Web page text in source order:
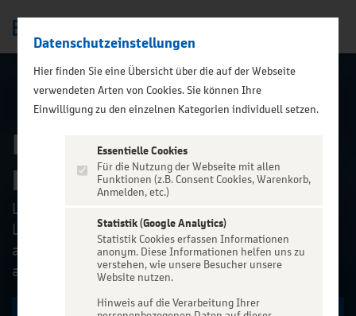
ALLE EVENTS
Depeche Mode on piano -
played by Thilo
Liebhaber der britischen Synthie-Pop-/Rock-
Legende DEPECHE MODE dürfen sich auf ein
außergewöhnliches Klavierkonzert freuen: Thilo
aus München interpr...
Datenschutzeinstellungen
Hier finden Sie eine Übersicht über die auf der Webseite
verwendeten Arten von Cookies. Sie können Ihre
Einwilligung zu den einzelnen Kategorien individuell setzen.
Essentielle Cookies
Für die Nutzung der Webseite mit allen
Funktionen (z.B. Consent Cookies, Warenkorb,
Anmelden, etc.)
Statistik (Google Analytics)
Statistik Cookies erfassen Informationen
anonym. Diese Informationen helfen uns zu
verstehen, wie unsere Besucher unsere
Website nutzen.
Hinweis auf die Verarbeitung Ihrer